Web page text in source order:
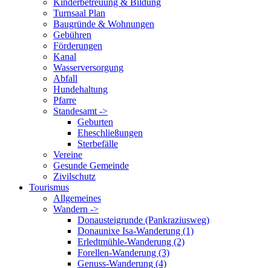
Kinderbetreuung & Bildung
Turnsaal Plan
Baugründe & Wohnungen
Gebühren
Förderungen
Kanal
Wasserversorgung
Abfall
Hundehaltung
Pfarre
Standesamt ->
Geburten
Eheschließungen
Sterbefälle
Vereine
Gesunde Gemeinde
Zivilschutz
Tourismus
Allgemeines
Wandern ->
Donausteigrunde (Pankraziusweg)
Donaunixe Isa-Wanderung (1)
Erledtmühle-Wanderung (2)
Forellen-Wanderung (3)
Genuss-Wanderung (4)